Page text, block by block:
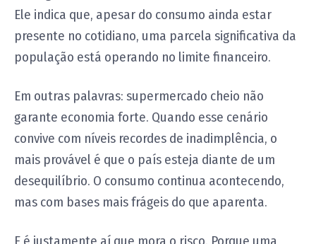
Ele indica que, apesar do consumo ainda estar
presente no cotidiano, uma parcela significativa da
população está operando no limite financeiro.
Em outras palavras: supermercado cheio não
garante economia forte. Quando esse cenário
convive com níveis recordes de inadimplência, o
mais provável é que o país esteja diante de um
desequilíbrio. O consumo continua acontecendo,
mas com bases mais frágeis do que aparenta.
E é justamente aí que mora o risco. Porque uma